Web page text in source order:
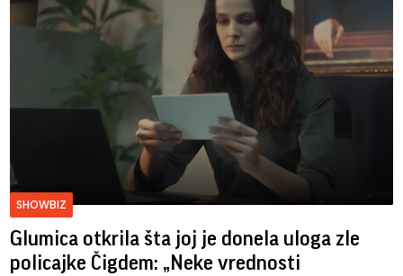
SHOWBIZ
Glumica otkrila šta joj je donela uloga zle
policajke Čigdem: „Neke vrednosti